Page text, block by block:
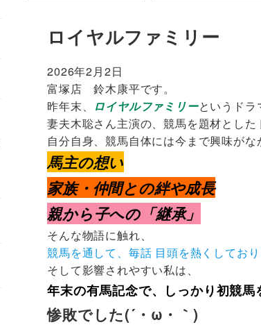
ロイヤルファミリー
2026年2月2日
富塚店 鈴木康平です。
昨年末、
ロイヤルファミリーというドラ
妻夫木聡さん主演の、競馬を題材とした
自分自身、競馬自体には今まで興味がな
馬主の想い
家族・仲間との絆や成長
親から子への「継承」
そんな物語に触れ、
競馬を通して、毎話 目頭を熱くしており
そして影響されやすい私は、
年末の有馬記念で、しっかり初競馬
惨敗でした(´・ω・｀)